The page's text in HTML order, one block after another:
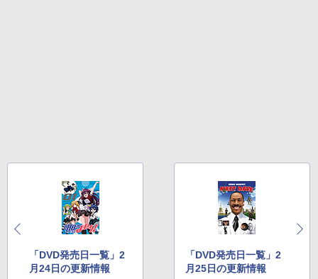
「DVD発売日一覧」2
月24日の更新情報
「DVD発売日一覧」2
月25日の更新情報